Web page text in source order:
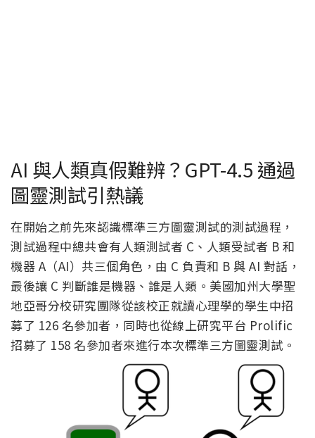
AI 與人類真假難辨？GPT-4.5 通過
圖靈測試引熱議
在開始之前先來認識標準三方圖靈測試的測試過程，
測試過程中總共會有人類測試者 C、人類受試者 B 和
機器 A（AI）共三個角色，由 C 負責和 B 與 AI 對話，
最後讓 C 判斷誰是機器、誰是人類。美國加州大學聖
地亞哥分校研究團隊從該校正就讀心理學的學生中招
募了 126 名參加者，同時也從線上研究平台 Prolific
招募了 158 名參加者來進行本次標準三方圖靈測試。